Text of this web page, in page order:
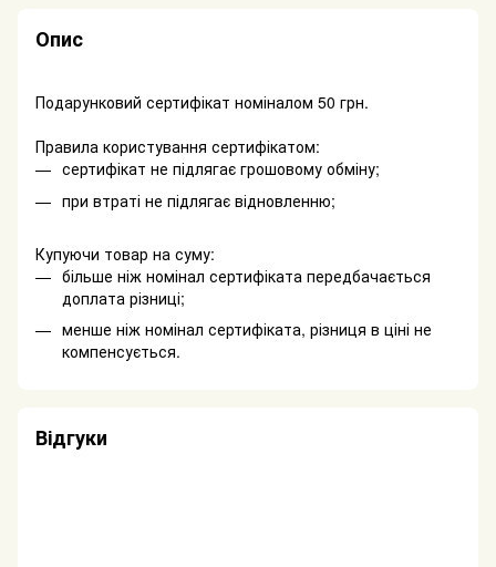
Опис
Подарунковий сертифікат номіналом 50 грн.
Правила користування сертифікатом:
сертифікат не підлягає грошовому обміну;
при втраті не підлягає відновленню;
Купуючи товар на суму:
більше ніж номінал сертифіката передбачається
доплата різниці;
менше ніж номінал сертифіката, різниця в ціні не
компенсується.
Відгуки